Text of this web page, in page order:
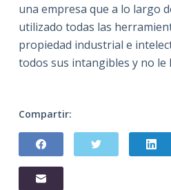
una empresa que a lo largo
utilizado todas las
propiedad industrial e
todos sus intangibles y no le
Compartir: